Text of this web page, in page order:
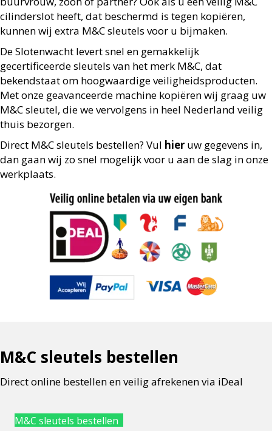
cilinderslot heeft, dat beschermd is tegen kopiëren,
kunnen wij extra M&C sleutels voor u bijmaken.
De Slotenwacht levert snel en gemakkelijk
gecertificeerde sleutels van het merk M&C, dat
bekendstaat om hoogwaardige veiligheidsproducten.
Met onze geavanceerde machine kopiëren wij graag uw
M&C sleutel, die we vervolgens in heel Nederland veilig
thuis bezorgen.
Direct M&C sleutels bestellen? Vul hier uw gegevens in,
dan gaan wij zo snel mogelijk voor u aan deslag in onze
werkplaats.
M&C sleutels bestellen
Direct online bestellen en veilig afrekenen via iDeal
M&C sleutels bestellen